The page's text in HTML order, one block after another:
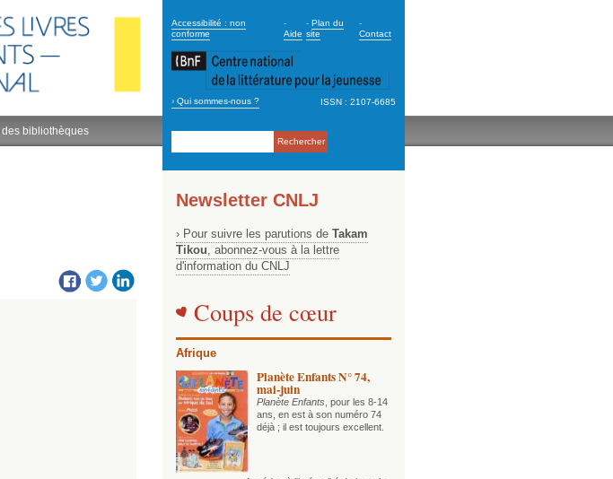
secondary_2
Accessibilité : non
conforme
-
Aide
-Plan du
site
-
Contact
Navigation
› Qui sommes-nous ? ISSN : 2107-6685
des bibliothèques
Newsletter CNLJ
› Pour suivre les parutions de Takam
Tikou, abonnez-vous à la lettre
d'information du CNLJ
Coups de cœur
Afrique
Planète Enfants N° 74,
mai-juin
Planète Enfants , pour les 8-14
ans, en est à son numéro 74
déjà ; il est toujours excellent.